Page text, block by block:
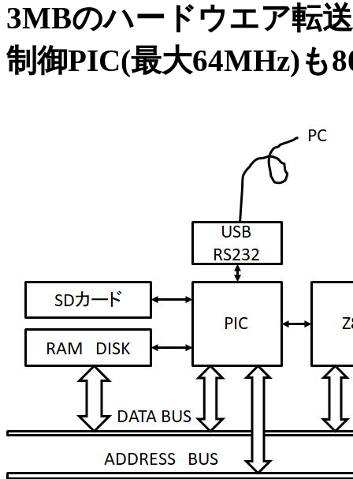
3MBのハードウエア転
制御PIC(最大64MHz)も